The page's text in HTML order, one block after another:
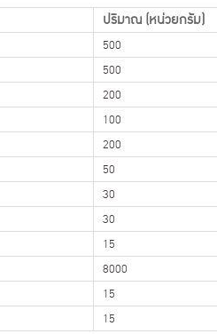
ปริมาณ (หน่วยกรัม)
500
500
200
100
200
50
30
30
15
8000
15
15